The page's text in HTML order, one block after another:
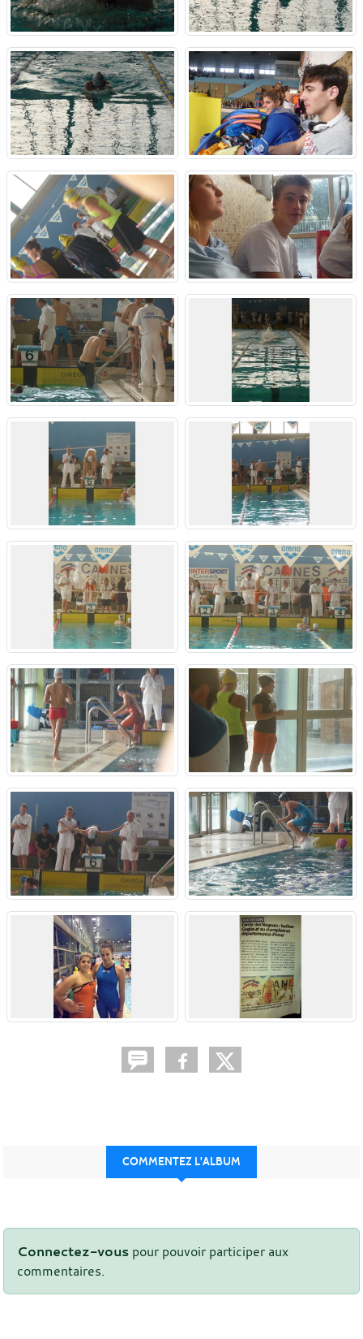
COMMENTEZ L'ALBUM
Connectez-vous pour pouvoir participer aux
commentaires.